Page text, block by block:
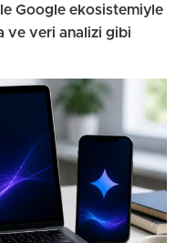
Google ekosistemiyle
ve veri analizi gibi